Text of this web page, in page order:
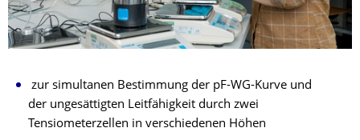
zur simultanen Bestimmung der pF-WG-Kurve und
der ungesättigten Leitfähigkeit durch zwei
Tensiometerzellen in verschiedenen Höhen